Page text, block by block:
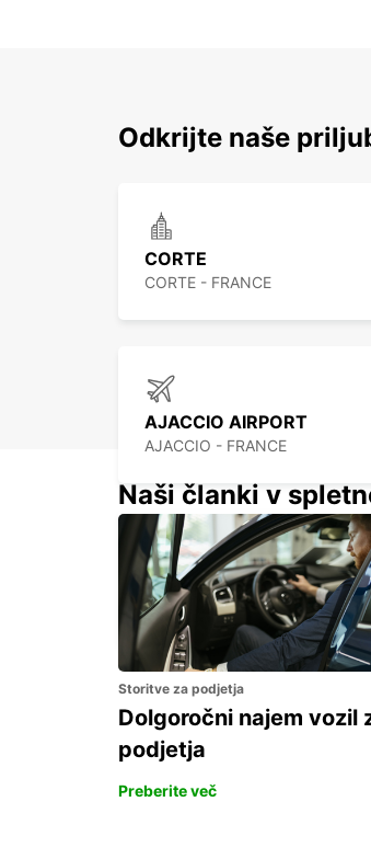
Odkrijte naše
CORTE
CORTE - FRANCE
AJACCIO AIRPORT
AJACCIO - FRANCE
PROPRIANO
PROPRIANO - FRANCE
Naši članki v
Storitve za podjetja
Dolgoročni najem vozil
podjetja
Preberite več